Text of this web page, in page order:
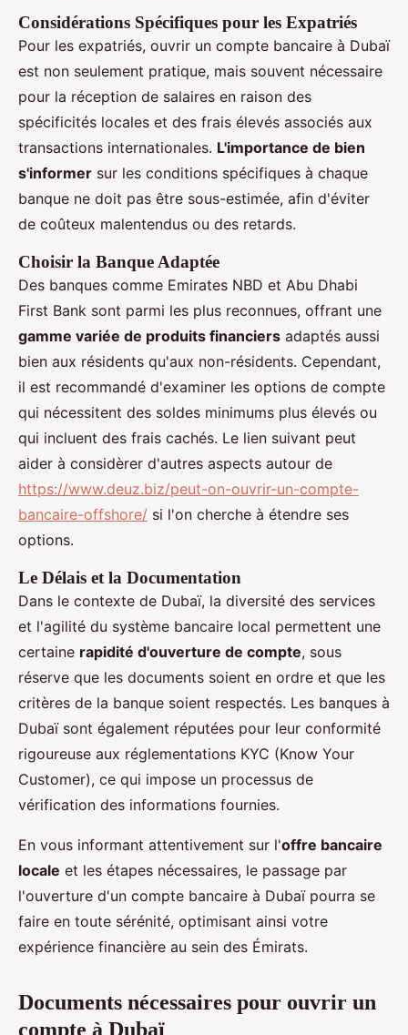
Considérations Spécifiques pour les Expatriés
Pour les expatriés, ouvrir un compte bancaire à Dubaï
est non seulement pratique, mais souvent nécessaire
pour la réception de salaires en raison des
spécificités locales et des frais élevés associés aux
transactions internationales. L'importance de bien
s'informer sur les conditions spécifiques à chaque
banque ne doit pas être sous-estimée, afin d'éviter
de coûteux malentendus ou des retards.
Choisir la Banque Adaptée
Des banques comme Emirates NBD et Abu Dhabi
First Bank sont parmi les plus reconnues, offrant une
gamme variée de produits financiers adaptés aussi
bien aux résidents qu'aux non-résidents. Cependant,
il est recommandé d'examiner les options de compte
qui nécessitent des soldes minimums plus élevés ou
qui incluent des frais cachés. Le lien suivant peut
aider à considèrer d'autres aspects autour de
https://www.deuz.biz/peut-on-ouvrir-un-compte-
bancaire-offshore/ si l'on cherche à étendre ses
options.
Le Délais et la Documentation
Dans le contexte de Dubaï, la diversité des services
et l'agilité du système bancaire local permettent une
certaine rapidité d'ouverture de compte, sous
réserve que les documents soient en ordre et que les
critères de la banque soient respectés. Les banques à
Dubaï sont également réputées pour leur conformité
rigoureuse aux réglementations KYC (Know Your
Customer), ce qui impose un processus de
vérification des informations fournies.
En vous informant attentivement sur l'offre bancaire
locale et les étapes nécessaires, le passage par
l'ouverture d'un compte bancaire à Dubaï pourra se
faire en toute sérénité, optimisant ainsi votre
expérience financière au sein des Émirats.
Documents nécessaires pour ouvrir un
compte à Dubaï